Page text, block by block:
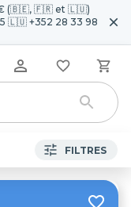
(🇧🇪, 🇫🇷 et 🇱🇺)
🇱🇺 +352 28 33 98
FILTRES